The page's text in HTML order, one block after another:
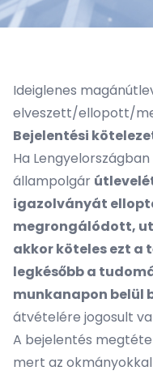
Ideiglenes
elveszett/ellopott/
Bejelentési
Ha
állampolgár
igazolványát
megrongálódott,
akkor köteles ezt
legkésőbb a
munkanapon belül
átvételére jogosult
A bejelentés
mert az